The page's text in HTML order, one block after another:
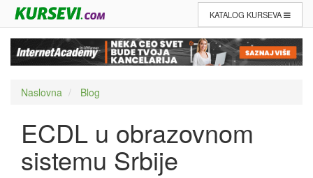
KATALOG KURSEVA
Naslovna Blog
ECDL u obrazovnom
sistemu Srbije